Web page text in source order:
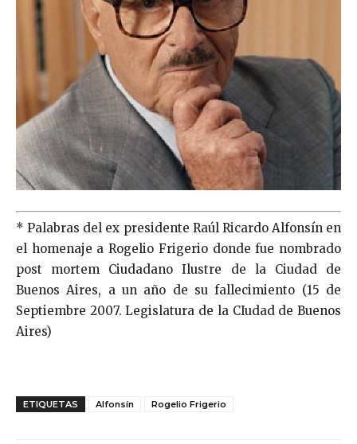
* Palabras del ex presidente Raúl Ricardo Alfonsín en
el homenaje a Rogelio Frigerio donde fue nombrado
post mortem Ciudadano Ilustre de la Ciudad de
Buenos Aires, a un año de su fallecimiento (15 de
Septiembre 2007. Legislatura de la CIudad de Buenos
Aires)
ETIQUETAS Alfonsín Rogelio Frigerio